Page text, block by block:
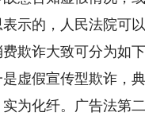
表示的，人民法院可
欺诈大致可分为如
假宣传型欺诈，典
为化纤。广告法第